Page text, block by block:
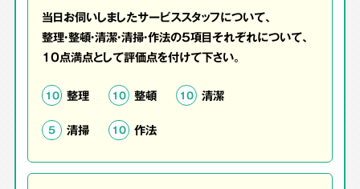
当日お伺いしましたサービススタッフについて、
整理・整頓・清潔・清掃・作法の5項目それぞれについて、
10点満点として評価点を付けて下さい。
10 整理 10 整頓 10 清潔
5 清掃 10 作法